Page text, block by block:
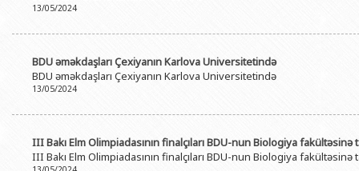
13/05/2024
BDU əməkdaşları Çexiyanın Karlova Universitetində
BDU əməkdaşları Çexiyanın Karlova Universitetində
13/05/2024
III Bakı Elm Olimpiadasının finalçıları BDU-nun Biologiya fakültəsinə
III Bakı Elm Olimpiadasının finalçıları BDU-nun Biologiya fakültəsinə